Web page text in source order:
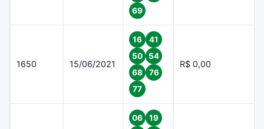
69
1650 15/06/2021
16
41
50
54
68
76
77
R$ 0,00
06
19